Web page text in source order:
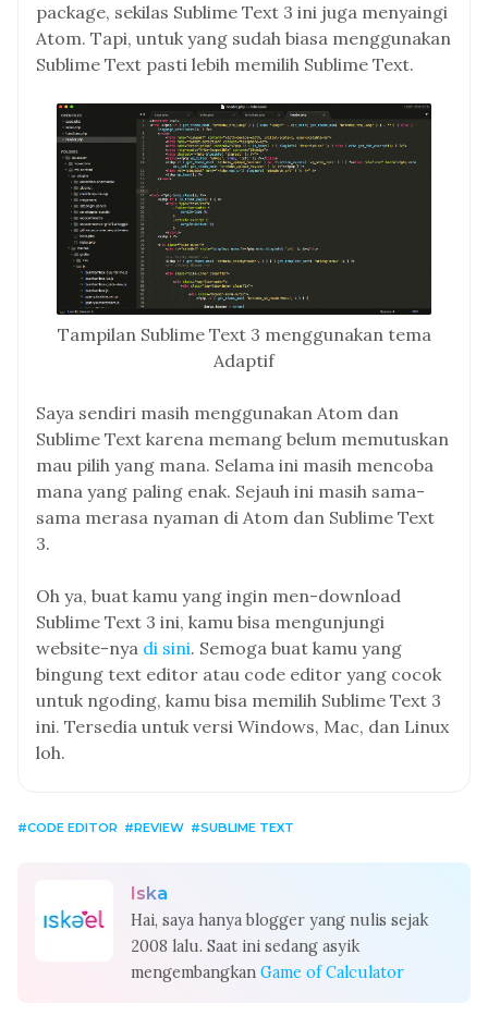
package, sekilas Sublime Text 3 ini juga menyaingi
Atom. Tapi, untuk yang sudah biasa menggunakan
Sublime Text pasti lebih memilih Sublime Text.
Tampilan Sublime Text 3 menggunakan tema
Adaptif
Saya sendiri masih menggunakan Atom dan
Sublime Text karena memang belum memutuskan
mau pilih yang mana. Selama ini masih mencoba
mana yang paling enak. Sejauh ini masih sama-
sama merasa nyaman di Atom dan Sublime Text
3.
Oh ya, buat kamu yang ingin men-download
Sublime Text 3 ini, kamu bisa mengunjungi
website-nya di sini. Semoga buat kamu yang
bingung text editor atau code editor yang cocok
untuk ngoding, kamu bisa memilih Sublime Text 3
ini. Tersedia untuk versi Windows, Mac, dan Linux
loh.
CODE EDITOR REVIEW SUBLIME TEXT
Iska
Hai, saya hanya blogger yang nulis sejak
2008 lalu. Saat ini sedang asyik
mengembangkan Game of Calculator